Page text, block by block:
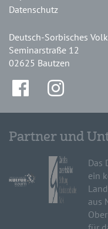
Datenschutz
Deutsch-Sorbisches
Seminarstraße 12
02625 Bautzen
Partner und
Das
ein
aus